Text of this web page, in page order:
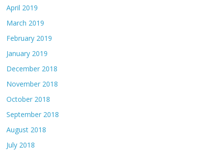
April 2019
March 2019
February 2019
January 2019
December 2018
November 2018
October 2018
September 2018
August 2018
July 2018